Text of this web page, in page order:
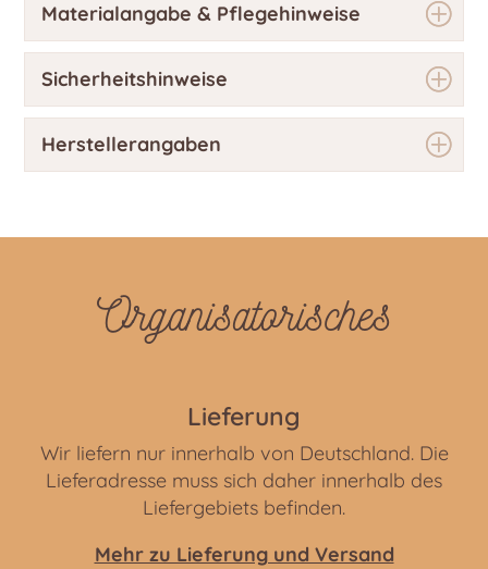
Materialangabe & Pflegehinweise
Sicherheitshinweise
Herstellerangaben
Organisatorisches
Lieferung
Wir liefern nur innerhalb von Deutschland. Die
Lieferadresse muss sich daher innerhalb des
Liefergebiets befinden.
Mehr zu Lieferung und Versand